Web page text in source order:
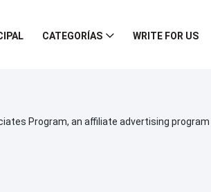
CATEGORÍAS WRITE FOR US
Program, an affiliate advertising